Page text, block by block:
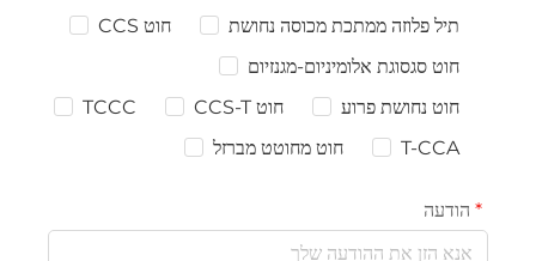
תיל פלוזה ממתכת מכוסה נחושת
חוט CCS
חוט סגסוגת אלומיניום-מגנזיום
חוט נחושת פרוע
חוט CCS-T
TCCC
T-CCA
חוט מחוטט מברזל
הודעה